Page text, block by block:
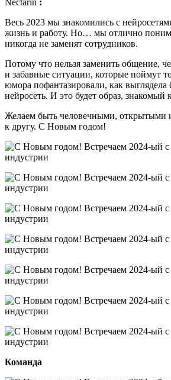
Весь 2023 мы знакомились с
жизнь и работу. Но… мы отлично
никогда не заменят сотрудников.
Потому что нельзя заменить общение,
и забавные ситуации, которые поймут
юмора пофантазировали, как выглядела
нейросеть. И это будет образ, знакомый
Желаем быть человечными, открытыми
к другу. С Новым годом!
Команда